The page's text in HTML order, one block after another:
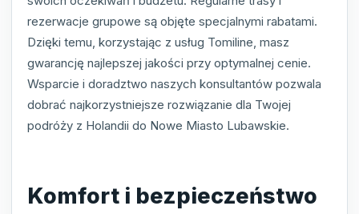
rezerwacje grupowe są objęte specjalnymi rabatami.
Dzięki temu, korzystając z usług Tomiline, masz
gwarancję najlepszej jakości przy optymalnej cenie.
Wsparcie i doradztwo naszych konsultantów pozwala
dobrać najkorzystniejsze rozwiązanie dla Twojej
podróży z Holandii do Nowe Miasto Lubawskie.
Komfort i bezpieczeństwo